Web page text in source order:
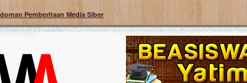
Pemberitaan Media Siber